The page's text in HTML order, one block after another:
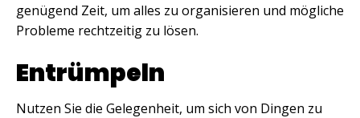
genügend Zeit, um alles zu organisieren und mögliche
Probleme rechtzeitig zu lösen.
Entrümpeln
Nutzen Sie die Gelegenheit, um sich von Dingen zu